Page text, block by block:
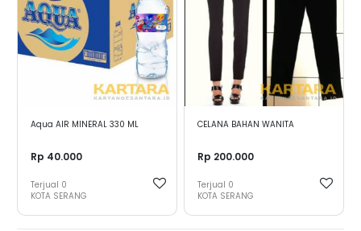
Aqua AIR MINERAL 330 ML
Rp 40.000
Terjual 0
KOTA SERANG
CELANA BAHAN WANITA
Rp 200.000
Terjual 0
KOTA SERANG